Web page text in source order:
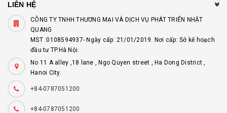
LIÊN HỆ
CÔNG TY TNHH THƯƠNG MẠI VÀ DỊCH VỤ PHÁT TRIỂN NHẬT
QUANG
MST :0108594937- Ngày cấp: 21/01/2019. Nơi cấp: Sở kế hoạch
đầu tư TP.Hà Nội.
No 11 A alley ,18 lane , Ngo Quyen street , Ha Dong District ,
Hanoi City.
+84-0787051200
+84-0787051200